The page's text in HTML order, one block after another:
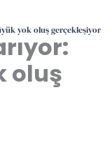
yok oluş gerçekleşiyor
oluş